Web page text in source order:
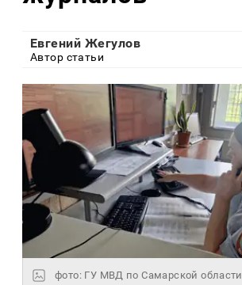
Евгений Жегулов
Автор статьи
фото: ГУ МВД по Самарской области